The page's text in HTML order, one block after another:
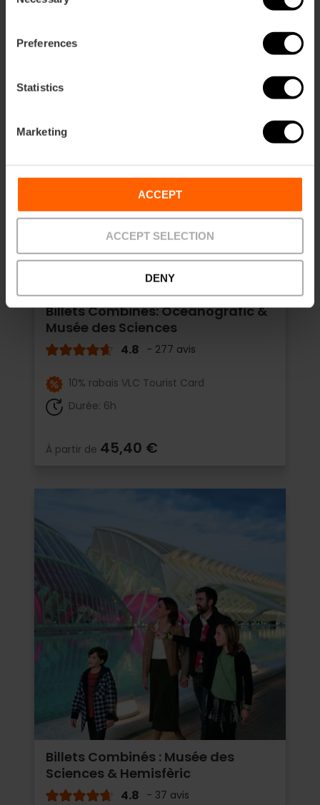
Preferences
Statistics
Marketing
ACCEPT
ACCEPT SELECTION
DENY
À partir de
Billets Combinés: Oceanogràfic &
Musée des Sciences
4.8 - 277 avis
10% rabais VLC Tourist Card
Durée: 6h
À partir de 45,40 €
Billets Combinés : Musée des
Sciences & Hemisfèric
4.8 - 37 avis